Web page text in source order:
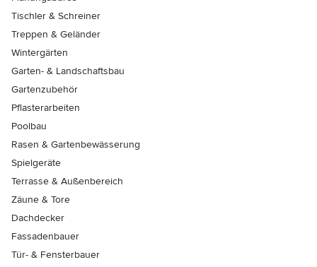
Tischler & Schreiner
Treppen & Geländer
Wintergärten
Garten- & Landschaftsbau
Gartenzubehör
Pflasterarbeiten
Poolbau
Rasen & Gartenbewässerung
Spielgeräte
Terrasse & Außenbereich
Zäune & Tore
Dachdecker
Fassadenbauer
Tür- & Fensterbauer